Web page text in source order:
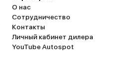
О нас
Сотрудничество
Контакты
Личный кабинет дилера
YouTube Autospot